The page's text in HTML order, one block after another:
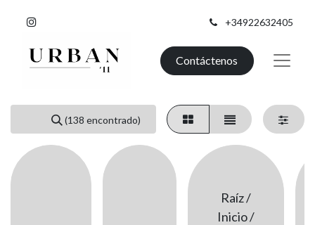
+34922632405
Contáctenos
(138 encontrado)
Raíz /
Inicio /